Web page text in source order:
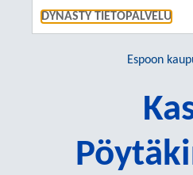
DYNASTY TIETOPALVELU
Espoon